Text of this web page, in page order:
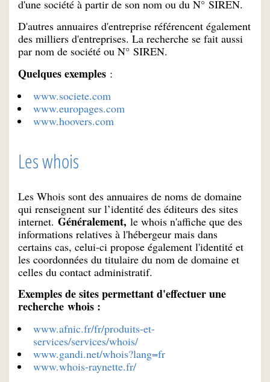
d'une société à partir de son nom ou du N° SIREN.
D'autres annuaires d'entreprise référencent également
des milliers d'entreprises. La recherche se fait aussi
par nom de société ou N° SIREN.
Quelques exemples :
www.societe.com
www.europages.com
www.hoovers.com
Les whois
Les Whois sont des annuaires de noms de domaine
qui renseignent sur l’identité des éditeurs des sites
internet. Généralement, le whois n'affiche que des
informations relatives à l'hébergeur mais dans
certains cas, celui-ci propose également l'identité et
les coordonnées du titulaire du nom de domaine et
celles du contact administratif.
Exemples de sites permettant d'effectuer une
recherche whois :
www.afnic.fr/fr/produits-et-
services/services/whois/
www.gandi.net/whois?lang=fr
www.whois-raynette.fr/